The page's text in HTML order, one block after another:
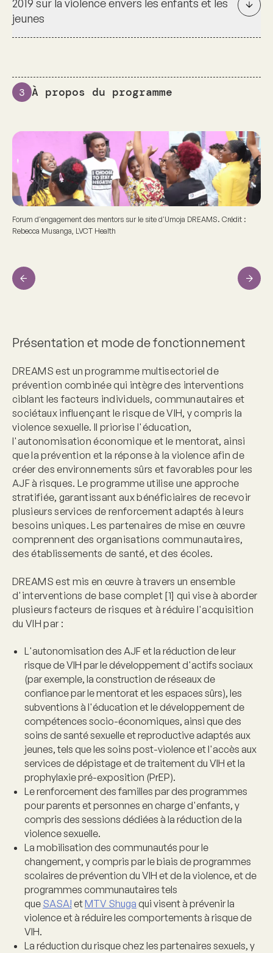
2019 sur la violence envers les enfants et les
jeunes
3 À propos du programme
Forum d'engagement des mentors sur le site d'Umoja DREAMS. Crédit :
Rebecca Musanga, LVCT Health
Previous Next
Présentation et mode de fonctionnement
DREAMS est un programme multisectoriel de
prévention combinée qui intègre des interventions
ciblant les facteurs individuels, communautaires et
sociétaux influençant le risque de VIH, y compris la
violence sexuelle. Il priorise l'éducation,
l'autonomisation économique et le mentorat, ainsi
que la prévention et la réponse à la violence afin de
créer des environnements sûrs et favorables pour les
AJF à risques. Le programme utilise une approche
stratifiée, garantissant aux bénéficiaires de recevoir
plusieurs services de renforcement adaptés à leurs
besoins uniques. Les partenaires de mise en œuvre
comprennent des organisations communautaires,
des établissements de santé, et des écoles.
DREAMS est mis en œuvre à travers un ensemble
d'interventions de base complet [1] qui vise à aborder
plusieurs facteurs de risques et à réduire l'acquisition
du VIH par :
L'autonomisation des AJF et la réduction de leur
risque de VIH par le développement d'actifs sociaux
(par exemple, la construction de réseaux de
confiance par le mentorat et les espaces sûrs), les
subventions à l'éducation et le développement de
compétences socio-économiques, ainsi que des
soins de santé sexuelle et reproductive adaptés aux
jeunes, tels que les soins post-violence et l'accès aux
services de dépistage et de traitement du VIH et la
prophylaxie pré-exposition (PrEP).
Le renforcement des familles par des programmes
pour parents et personnes en charge d'enfants, y
compris des sessions dédiées à la réduction de la
violence sexuelle.
La mobilisation des communautés pour le
changement, y compris par le biais de programmes
scolaires de prévention du VIH et de la violence, et de
programmes communautaires tels
que SASA! etMTV Shuga qui visent à prévenir la
violence et à réduire les comportements à risque de
VIH.
La réduction du risque chez les partenaires sexuels, y